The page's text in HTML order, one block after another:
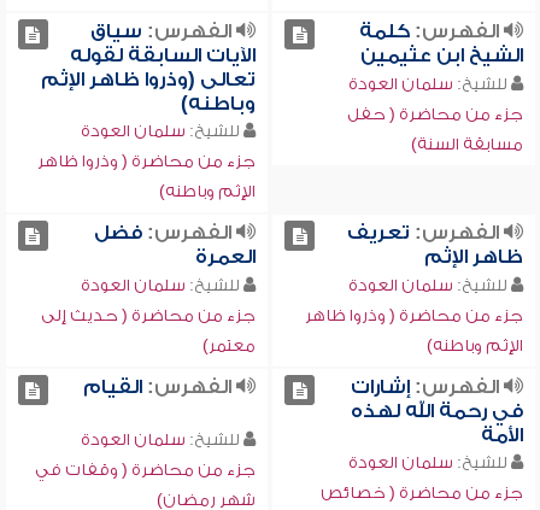
الفهرس:كلمة
الشيخ ابن عثيمين
للشيخ: سلمان العودة
جزء من محاضرة ( حفل
مسابقة السنة)
الفهرس: سياق
الآيات السابقة لقوله
تعالى (وذروا ظاهر الإثم
وباطنه)
للشيخ: سلمان العودة
جزء من محاضرة ( وذروا ظاهر
الإثم وباطنه)
الفهرس: تعريف
ظاهر الإثم
للشيخ: سلمان العودة
جزء من محاضرة ( وذروا ظاهر
الإثم وباطنه)
الفهرس:فضل
العمرة
للشيخ: سلمان العودة
جزء من محاضرة ( حديث إلى
معتمر)
الفهرس:إشارات
في رحمة الله لهذه
الأمة
للشيخ: سلمان العودة
جزء من محاضرة ( خصائص
الفهرس:القيام
للشيخ: سلمان العودة
جزء من محاضرة ( وقفات في
شهر رمضان)